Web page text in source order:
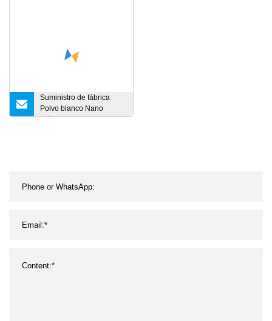
Suministro de fábrica
Polvo blanco Nano
Dióxido de silicio Sio2